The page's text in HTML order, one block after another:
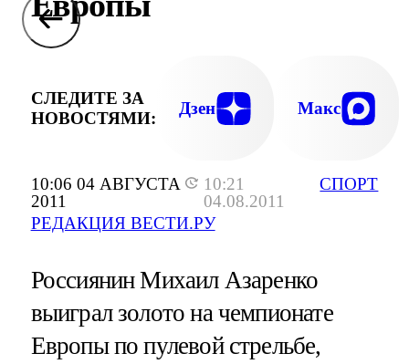
10:06 04 АВГУСТА
2011
10:21
04.08.2011
РЕДАКЦИЯ ВЕСТИ.РУ
СПОРТ
СЛЕДИТЕ ЗА
НОВОСТЯМИ:
Дзен Макс
Россиянин Михаил Азаренко
выиграл золото на чемпионате
Европы по пулевой стрельбе,